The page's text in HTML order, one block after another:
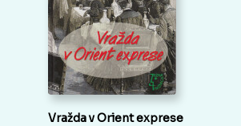
Vražda v Orient exprese